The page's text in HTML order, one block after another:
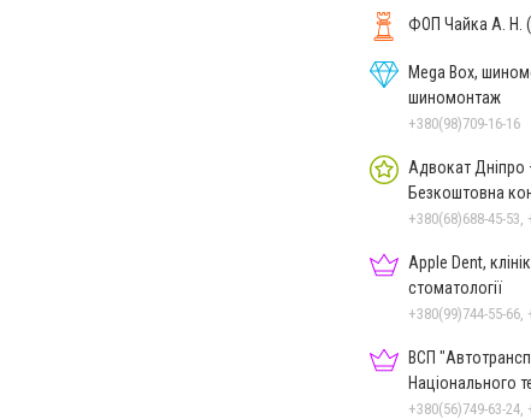
ФОП Чайка А. Н.
Mega Box,
шиномонтаж
+380(98)709-16-16
Адвокат Дніпро
Безкоштовна
Apple Dent,
стоматології
+380(99)744-55-66,
ВСП
Національного
"Дніпровська
+380(56)749-63-24,